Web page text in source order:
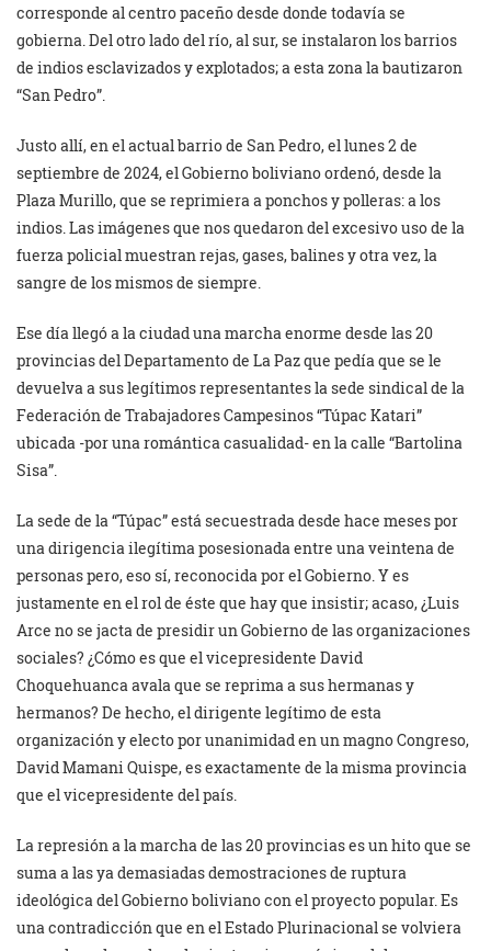
corresponde al centro paceño desde donde todavía se
gobierna. Del otro lado del río, al sur, se instalaron los barrios
de indios esclavizados y explotados; a esta zona la bautizaron
“San Pedro”.
Justo allí, en el actual barrio de San Pedro, el lunes 2 de
septiembre de 2024, el Gobierno boliviano ordenó, desde la
Plaza Murillo, que se reprimiera a ponchos y polleras: a los
indios. Las imágenes que nos quedaron del excesivo uso de la
fuerza policial muestran rejas, gases, balines y otra vez, la
sangre de los mismos de siempre.
Ese día llegó a la ciudad una marcha enorme desde las 20
provincias del Departamento de La Paz que pedía que se le
devuelva a sus legítimos representantes la sede sindical de la
Federación de Trabajadores Campesinos “Túpac Katari”
ubicada -por una romántica casualidad- en la calle “Bartolina
Sisa”.
La sede de la “Túpac” está secuestrada desde hace meses por
una dirigencia ilegítima posesionada entre una veintena de
personas pero, eso sí, reconocida por el Gobierno. Y es
justamente en el rol de éste que hay que insistir; acaso, ¿Luis
Arce no se jacta de presidir un Gobierno de las organizaciones
sociales? ¿Cómo es que el vicepresidente David
Choquehuanca avala que se reprima a sus hermanas y
hermanos? De hecho, el dirigente legítimo de esta
organización y electo por unanimidad en un magno Congreso,
David Mamani Quispe, es exactamente de la misma provincia
que el vicepresidente del país.
La represión a la marcha de las 20 provincias es un hito que se
suma a las ya demasiadas demostraciones de ruptura
ideológica del Gobierno boliviano con el proyecto popular. Es
una contradicción que en el Estado Plurinacional se volviera